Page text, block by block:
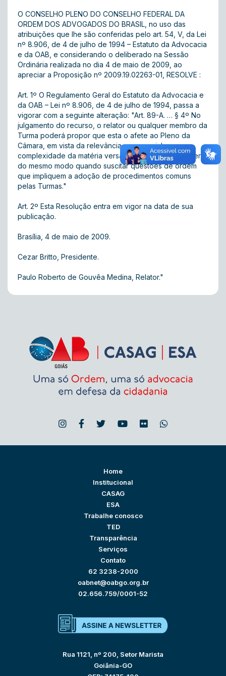
O CONSELHO PLENO DO CONSELHO FEDERAL DA
ORDEM DOS ADVOGADOS DO BRASIL, no uso das
atribuições que lhe são conferidas pelo art. 54, V, da Lei
nº 8.906, de 4 de julho de 1994 – Estatuto da Advocacia
e da OAB, e considerando o deliberado na Sessão
Ordinária realizada no dia 4 de maio de 2009, ao
apreciar a Proposição nº 2009.19.02263-01, RESOLVE :
Art. 1º O Regulamento Geral do Estatuto da Advocacia e
da OAB – Lei nº 8.906, de 4 de julho de 1994, passa a
vigorar com a seguinte alteração: "Art. 89-A. … § 4º No
julgamento do recurso, o relator ou qualquer membro da
Turma poderá propor que esta o afete ao Pleno da
Câmara, em vista da relevância ou especial
complexidade da matéria versada, podendo proceder
do mesmo modo quando suscitar questões de ordem
que impliquem a adoção de procedimentos comuns
pelas Turmas."
Art. 2º Esta Resolução entra em vigor na data de sua
publicação.
Brasília, 4 de maio de 2009.
Cezar Britto, Presidente.
Paulo Roberto de Gouvêa Medina, Relator."
Home
Institucional
CASAG
ESA
Trabalhe conosco
TED
Transparência
Serviços
Contato
62 3238-2000
oabnet@oabgo.org.br
02.656.759/0001-52
Rua 1121, nº 200, Setor Marista
Goiânia-GO